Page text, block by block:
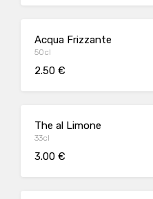
Acqua Frizzante
50cl
2.50 €
The al Limone
33cl
3.00 €